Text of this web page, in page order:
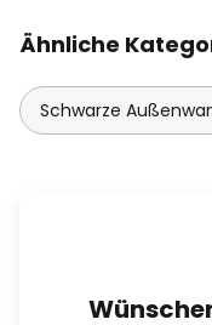
Ähnliche
Schwarze